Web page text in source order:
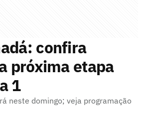
confira
próxima etapa
1
neste domingo; veja programação